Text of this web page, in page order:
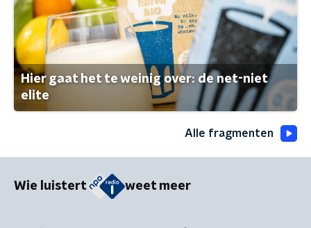
Hier gaat het te weinig over: de net-niet
elite
Alle fragmenten
Wie luistert weet meer